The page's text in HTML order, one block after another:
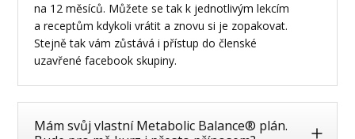
na 12 měsíců. Můžete se tak k jednotlivým lekcím
a receptům kdykoli vrátit a znovu si je zopakovat.
Stejně tak vám zůstává i přístup do členské
uzavřené facebook skupiny.
Mám svůj vlastní Metabolic Balance® plán.